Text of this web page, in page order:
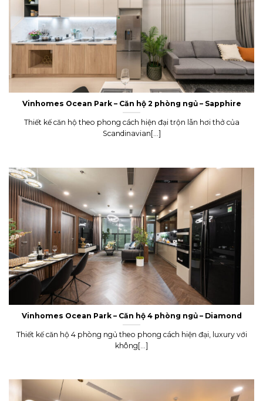
Vinhomes Ocean Park – Căn hộ 2 phòng ngủ – Sapphire
Thiết kế căn hộ theo phong cách hiện đại trộn lẫn hơi thở của
Scandinavian[...]
Vinhomes Ocean Park – Căn hộ 4 phòng ngủ – Diamond
Thiết kế căn hộ 4 phòng ngủ theo phong cách hiện đại, luxury với
không[...]